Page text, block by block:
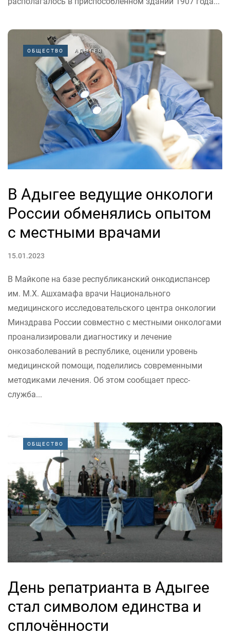
ОБЩЕСТВО АДЫГЕЯ
В Адыгее ведущие онкологи
России обменялись опытом
с местными врачами
15.01.2023
В Майкопе на базе республиканский онкодиспансер
им. М.Х. Ашхамафа врачи Национального
медицинского исследовательского центра онкологии
Минздрава России совместно с местными онкологами
проанализировали диагностику и лечение
онкозаболеваний в республике, оценили уровень
медицинской помощи, поделились современными
методиками лечения. Об этом сообщает пресс-
служба...
ОБЩЕСТВО
День репатрианта в Адыгее
стал символом единства и
сплочённости